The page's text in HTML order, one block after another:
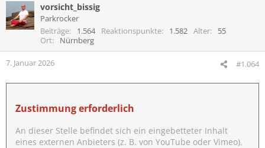
t
i
n
:
vorsicht_bissig
Parkrocker
Beiträge
1.564 Reaktionspunkte 1.582 Alter
55
Ort
Nürnberg
7. Januar 2026 #1.064
Zustimmung erforderlich
An dieser Stelle befindet sich ein eingebetteter Inhalt
eines externen Anbieters (z. B. von YouTube oder Vimeo).